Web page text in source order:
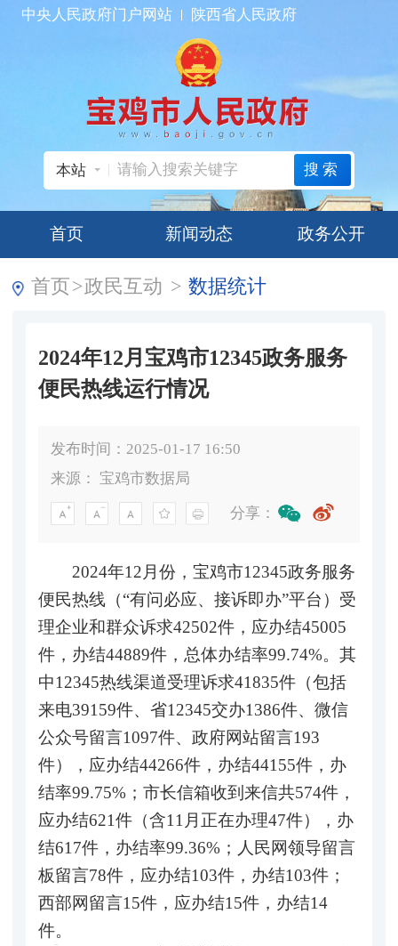
中央人民政府门户网站 陕西省人民政府
本站 搜索
首页 新闻动态 政务公开
首页>政民互动 > 数据统计
2024年12月宝鸡市12345政务服务
便民热线运行情况
发布时间：2025-01-17 16:50
来源： 宝鸡市数据局
分享：
2024年12月份，宝鸡市12345政务服务
便民热线（“有问必应、接诉即办”平台）受
理企业和群众诉求42502件，应办结45005
件，办结44889件，总体办结率99.74%。其
中12345热线渠道受理诉求41835件（包括
来电39159件、省12345交办1386件、微信
公众号留言1097件、政府网站留言193
件），应办结44266件，办结44155件，办
结率99.75%；市长信箱收到来信共574件，
应办结621件（含11月正在办理47件），办
结617件，办结率99.36%；人民网领导留言
板留言78件，应办结103件，办结103件；
西部网留言15件，应办结15件，办结14
件。